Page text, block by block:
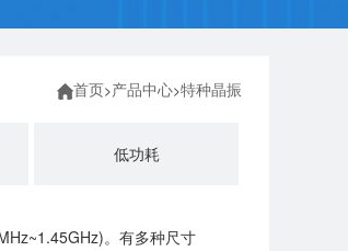
首页>产品中心>特种晶振
低功耗
。有多种尺寸